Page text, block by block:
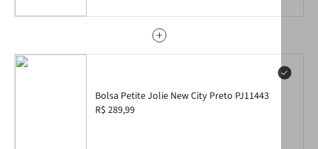
Bolsa Petite Jolie New City Preto PJ11443
R$ 289,99